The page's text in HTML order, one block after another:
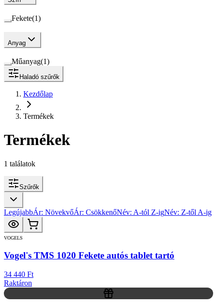
Fekete(1)
Anyag
Műanyag(1)
Haladó szűrők
Kezdőlap
Termékek
Termékek
1 találatok
Szűrők
LegújabbÁr: NövekvőÁr: CsökkenőNév: A-tól Z-igNév: Z-től A-ig
VOGELS
Vogel's TMS 1020 Fekete autós tablet tartó
34 440 Ft
Raktáron